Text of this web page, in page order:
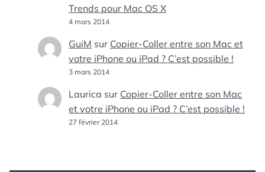
Trends pour Mac OS X
4 mars 2014
GuiM sur Copier-Coller entre son Mac et
votre iPhone ou iPad ? C’est possible !
3 mars 2014
Laurica sur Copier-Coller entre son Mac
et votre iPhone ou iPad ? C’est possible !
27 février 2014